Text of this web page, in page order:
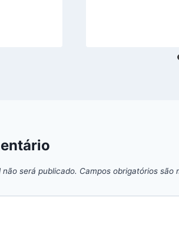
será publicado. Campos obrigatórios são